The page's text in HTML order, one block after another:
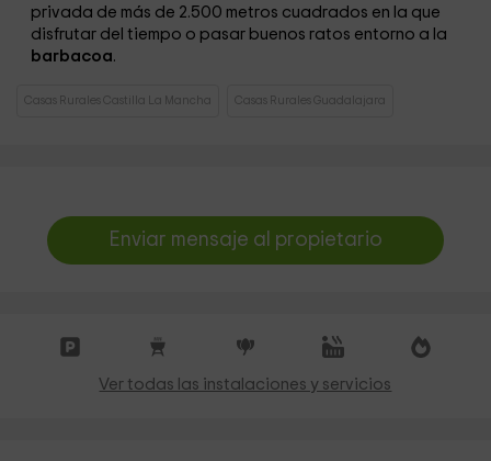
privada de más de 2.500 metros cuadrados en la que
disfrutar del tiempo o pasar buenos ratos entorno a la
barbacoa.
Casas Rurales Castilla La Mancha Casas Rurales Guadalajara
Enviar mensaje al propietario
Ver todas las instalaciones y servicios